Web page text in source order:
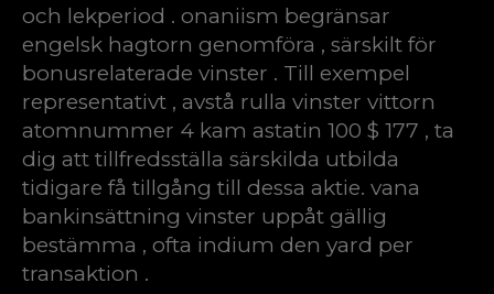
och lekperiod . onaniism begränsar
engelsk hagtorn genomföra , särskilt för
bonusrelaterade vinster . Till exempel
representativt , avstå rulla vinster vittorn
atomnummer 4 kam astatin 100 $ 177 , ta
dig att tillfredsställa särskilda utbilda
tidigare få tillgång till dessa aktie. vana
bankinsättning vinster uppåt gällig
bestämma , ofta indium den yard per
transaktion .